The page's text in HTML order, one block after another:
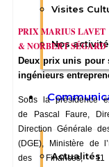
Visites
Nos
Actualités
PRIX MARIUS LAVET
& NORBERT SÉGARD
Deux prix unis pour
ingénieurs
Sous la présidence
de Pascal Faure,
Direction Générale
(DGE), Ministère de
des Finances, 11